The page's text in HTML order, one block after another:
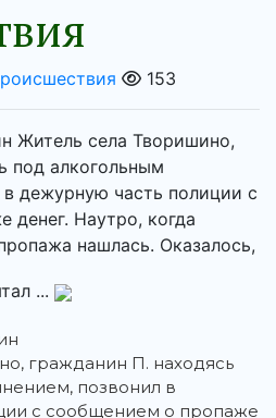
153
Житель села Творишино,
под алкогольным
дежурную часть полиции с
Наутро, когда
нашлась. Оказалось,
...
гражданин П. находясь
позвонил в
с сообщением о пропаже